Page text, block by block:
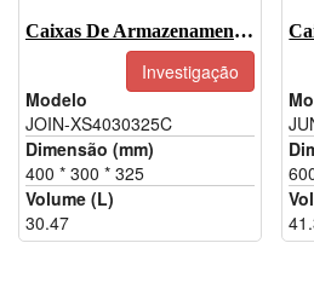
Caixas De Armazenamento Dobráveis De Plástico-JOIN-XS4030325C
Investigação
Modelo
JOIN-XS4030325C
Dimensão (mm)
400 * 300 * 325
Volume (L)
30.47